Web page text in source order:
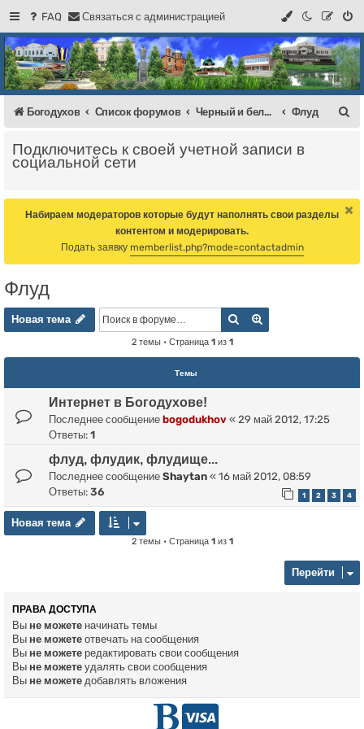
FAQ Связаться с администрацией
Регистрация
Форум Богодухова
Богодухов
Богодухов Список форумов Черный и белый список Богоодухов + Флуд Флуд
к
Подключитесь к своей учетной записи в
социальной сети
Набираем модераторов которые будут наполнять свои разделы
контентом и модерировать.
Подать заявку memberlist.php?mode=contactadmin
Флуд
Новая тема
Новая тема Поиск
2 темы • Страница 1из 1
Темы
Интернет в Богодухове!
Последнее сообщение bogodukhov « 29 май 2012, 17:25
Ответы: 1
флуд, флудик, флудище...
Последнее сообщение Shaytan « 16 май 2012, 08:59
Ответы: 36 1 2 3 4
Новая тема
Новая тема
2 темы • Страница 1из 1
Перейти
ПРАВА ДОСТУПА
Вы не можете начинать темы
Вы не можете отвечать на сообщения
Вы не можете редактировать свои сообщения
Вы не можете удалять свои сообщения
Вы не можете добавлять вложения
Г D